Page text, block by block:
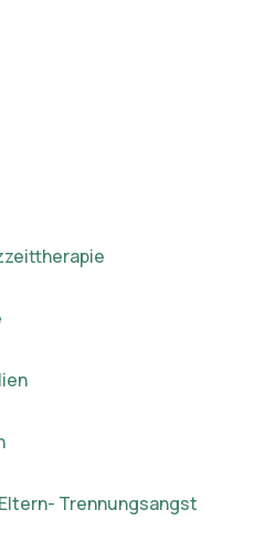
Trennungsangst